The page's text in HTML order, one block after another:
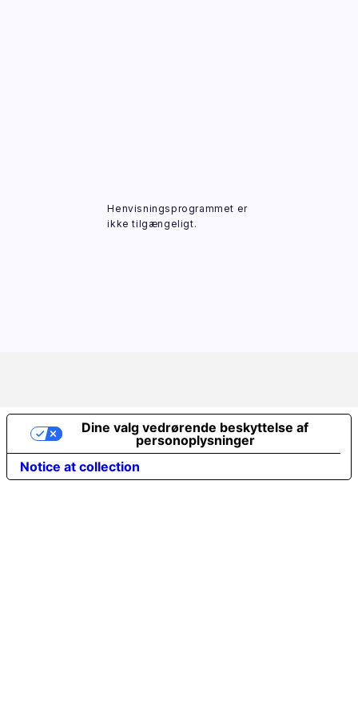
Henvisningsprogrammet er
ikke tilgængeligt.
Notice at collection
Dine valg vedrørende beskyttelse af
personoplysninger